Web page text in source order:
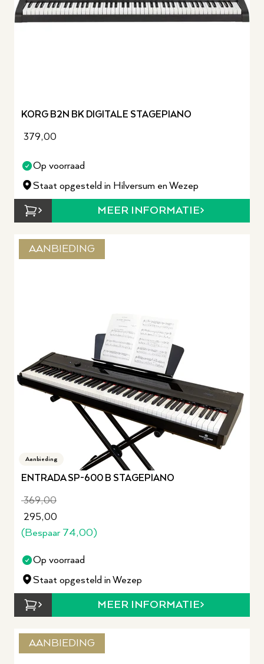
KORG B2N BK DIGITALE STAGEPIANO
379,00
Op voorraad
Staat opgesteld in Hilversum en Wezep
MEER INFORMATIE
AANBIEDING
Aanbieding
ENTRADA SP-600 B STAGEPIANO
369,00
295,00
(Bespaar 74,00)
Op voorraad
Staat opgesteld in Wezep
MEER INFORMATIE
AANBIEDING